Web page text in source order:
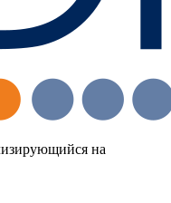
на